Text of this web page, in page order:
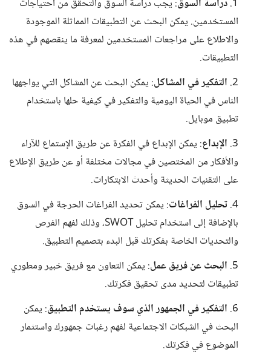
1. دراسة السوق: يجب دراسة السوق والتحقق من احتياجات
المستخدمين. يمكن البحث عن التطبيقات المماثلة الموجودة
والاطلاع على مراجعات المستخدمين لمعرفة ما ينقصهم في هذه
التطبيقات.
2. التفكير في المشاكل: يمكن البحث عن المشاكل التي يواجهها
الناس في الحياة اليومية والتفكير في كيفية حلها باستخدام
تطبيق موبايل.
3. الإبداع: يمكن الإبداع في الفكرة عن طريق الإستماع للآراء
والأفكار من المختصين في مجالات مختلفة أو عن طريق الإطلاع
على التقنيات الحديثة وأحدث الابتكارات.
4. تحليل الفراغات: يمكن تحديد الفراغات الحرجة في السوق
بالإضافة إلى استخدام تحليل SWOT، وذلك لفهم الفرص
والتحديات الخاصة بفكرتك قبل البدء بتصميم التطبيق.
5. البحث عن فريق عمل: يمكن التعاون مع فريق خبير ومطوري
تطبيقات لتحديد مدى تحقيق فكرتك.
6. التفكير في الجمهور الذي سوف يستخدم التطبيق: يمكن
البحث في الشبكات الاجتماعية لفهم رغبات جمهورك واستثمار
الموضوع في فكرتك.